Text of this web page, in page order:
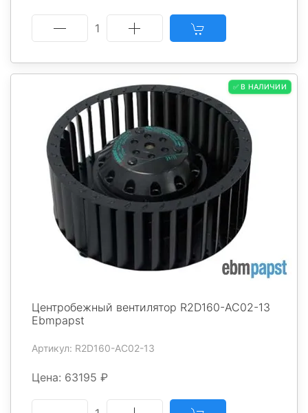
1
✅ В НАЛИЧИИ
Центробежный вентилятор R2D160-AC02-13
Ebmpapst
Артикул: R2D160-AC02-13
Цена: 63195 ₽